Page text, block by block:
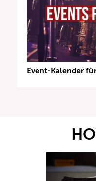
Event-Kalender